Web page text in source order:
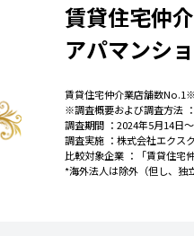
賃貸住宅仲
アパマンシ
賃貸住宅仲介業店舗数No.1※
※調査概要および調査方法
調査期間 ：2024年5月14日
調査実施 ：株式会社エクス
比較対象企業 ：「賃貸住宅
*海外法人は除外（但し、独